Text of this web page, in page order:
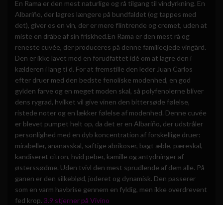
En Rama er den mest naturlige og rå tilgang til vindyrkning. En
Albariño, der lagres længere på bundfaldet (og tappes med
det), giver os en vin, der er mere flintrende og cremet, uden at
miste en dråbe af sin friskhed.En Rama er den mest rå og
reneste cuvée, der produceres på denne familieejede vingård.
Den er ikke lavet med en forudfattet idé om at lagre den i
kælderen i lang ti d. For at fremstille den leder Juan Carlos
efter druer med den bedste fenoliske modenhed, en god
gylden farve og en meget moden skal, så polyfenolerne bliver
dens rygrad, hvilket vil give vinen den bittersøde følelse,
ristede noter og en lækker følelse af modenhed. Denne cuvée
er blevet pumpet helt op, da det er en Albariño, der udstråler
personlighed med en dyb koncentration af forskellige druer:
mirabeller, ananasskal, saftige abrikoser, bagt æble, pæreskal,
kandiseret citron, hvid peber, kamille og antydninger af
østerssødme. Uden tvivl den mest sprudlende af dem alle. På
ganen er den silkeblød, joderet og dynamisk. Den passerer
som en varm havbrise gennem en fyldig, men ikke overdrevent
fed krop. 3.9 stjerner på Vivino